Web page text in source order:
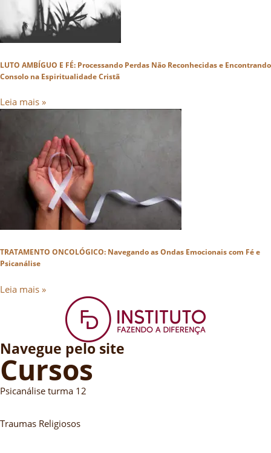
LUTO AMBÍGUO E FÉ: Processando Perdas Não Reconhecidas e Encontrando
Consolo na Espiritualidade Cristã
Leia mais »
TRATAMENTO ONCOLÓGICO: Navegando as Ondas Emocionais com Fé e
Psicanálise
Leia mais »
Navegue pelo site
Cursos
Psicanálise turma 12
Traumas Religiosos